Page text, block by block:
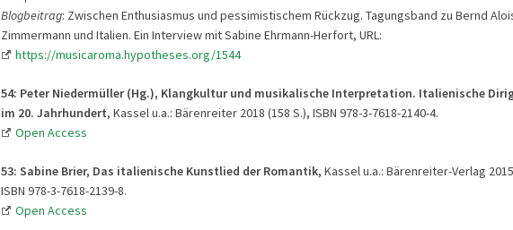
Blogbeitrag: Zwischen Enthusiasmus und pessimistischem Rückzug. Tagungsband zu Bernd
Zimmermann und Italien. Ein Interview mit Sabine Ehrmann-Herfort, URL:
https://musicaroma.hypotheses.org/1544
54: Peter Niedermüller (Hg.), Klangkultur und musikalische Interpretation. Italienische
im 20. Jahrhundert, Kassel u.a.: Bärenreiter 2018 (158 S.), ISBN 978-3-7618-2140-4.
Open Access
53: Sabine Brier, Das italienische Kunstlied der Romantik, Kassel u.a.: Bärenreiter-Verlag
ISBN 978-3-7618-2139-8.
Open Access